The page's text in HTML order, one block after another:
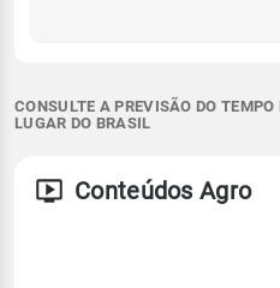
CONSULTE A PREVISÃO DO
LUGAR DO BRASIL
Conteúdos Agro